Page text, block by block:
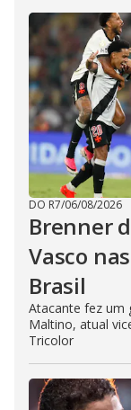
DO R7/06/08/2026
Brenner
Vasco
Brasil
Atacante fez um
Maltino, atual
Tricolor